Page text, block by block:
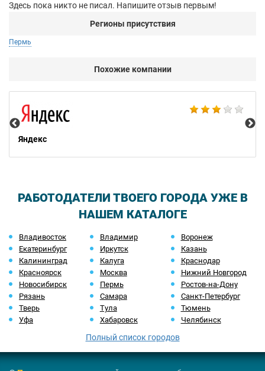
Здесь пока никто не писал. Напишите отзыв первым!
Регионы присутствия
Пермь
Похожие компании
Яндекс
РАБОТОДАТЕЛИ ТВОЕГО ГОРОДА УЖЕ В
НАШЕМ КАТАЛОГЕ
Владивосток Владимир
Воронеж
Екатеринбург
Иркутск
Казань
Калининград
Калуга
Краснодар
Красноярск
Москва
Нижний Новгород
Новосибирск
Пермь
Ростов-на-Дону
Рязань
Самара
Санкт-Петербург
Тверь
Тула
Тюмень
Уфа
Хабаровск Челябинск
Полный список городов